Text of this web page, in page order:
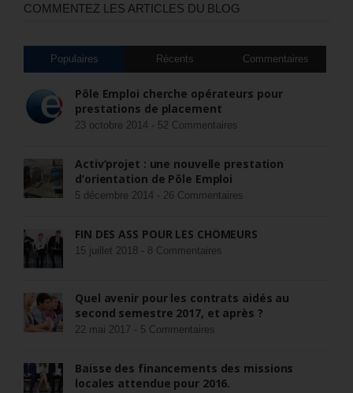
COMMENTEZ LES ARTICLES DU BLOG
Populaires Récents Commentaires
Pôle Emploi cherche opérateurs pour
prestations de placement
23 octobre 2014 - 52 Commentaires
Activ’projet : une nouvelle prestation
d’orientation de Pôle Emploi
5 décembre 2014 - 26 Commentaires
FIN DES ASS POUR LES CHÔMEURS
15 juillet 2018 - 8 Commentaires
Quel avenir pour les contrats aidés au
second semestre 2017, et après ?
22 mai 2017 - 5 Commentaires
Baisse des financements des missions
locales attendue pour 2016.